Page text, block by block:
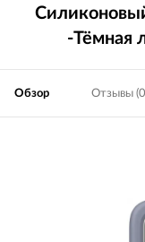
-Тёмная
Обзор Отзывы